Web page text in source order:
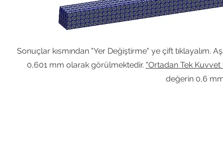
Sonuçlar kısmından "Yer Değiştirme" ye çift tıklayalım.
0,601 mm olarak görülmektedir. "Ortadan Tek Kuvvet
değerin 0,6